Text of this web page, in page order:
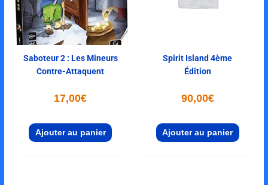
Saboteur 2 : Les Mineurs
Contre-Attaquent
17,00€
Ajouter au panier
Spirit Island 4ème
Édition
90,00€
Ajouter au panier